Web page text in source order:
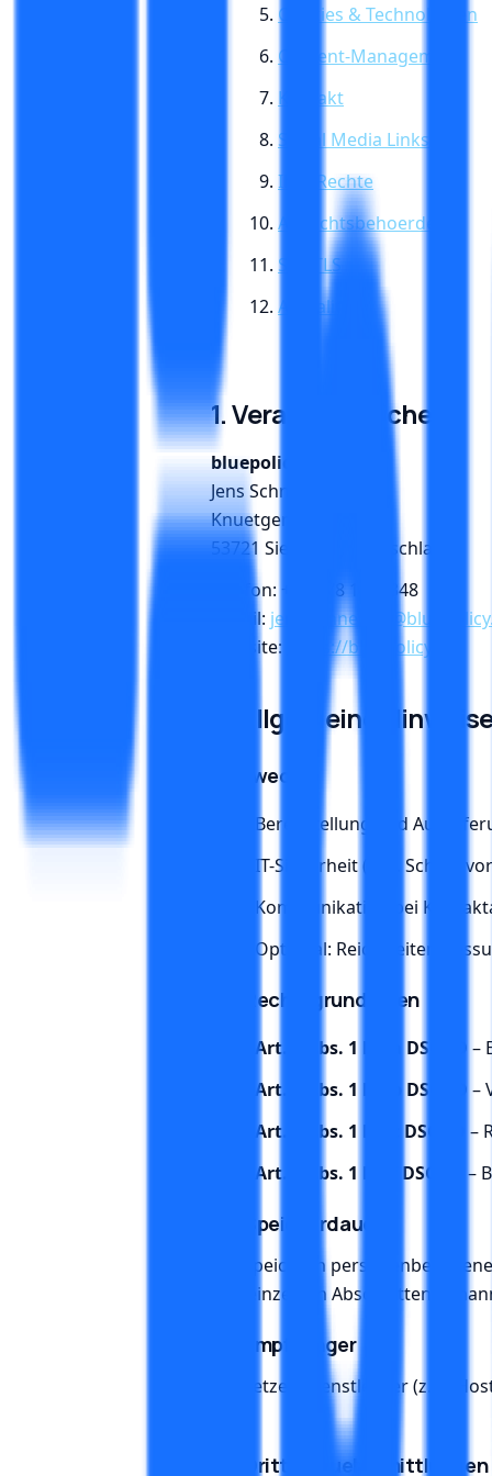
Cookies & Technologien
Content-Management
Kontakt
Social Media Links
Ihre Rechte
Aufsichtsbehoerde
SSL/TLS
Aktualitaet
1. Verantwortlicher
bluepolicy
Jens Schneider
Knuetgenstr. 12
53721 Siegburg, Deutschland
Telefon: +49 178 1482348
E-Mail:
Website:
https://bluepolicy.ai
2. Allgemeine
2.1 Zwecke
Bereitstellung und
IT-Sicherheit (z. B. Schutz
Kommunikation bei
Optional:
2.2 Rechtsgrundlagen
Art. 6 Abs. 1 lit. a DSGVO
–
Art. 6 Abs. 1 lit. b DSGVO
–
Art. 6 Abs. 1 lit. c DSGVO
–
Art. 6 Abs. 1 lit. f DSGVO
–
2.3 Speicherdauer
Wir speichern
den einzelnen Abschnitten
2.4 Empfaenger
Wir setzen Dienstleister (z. B.
2.5 Drittlanduebermittlungen